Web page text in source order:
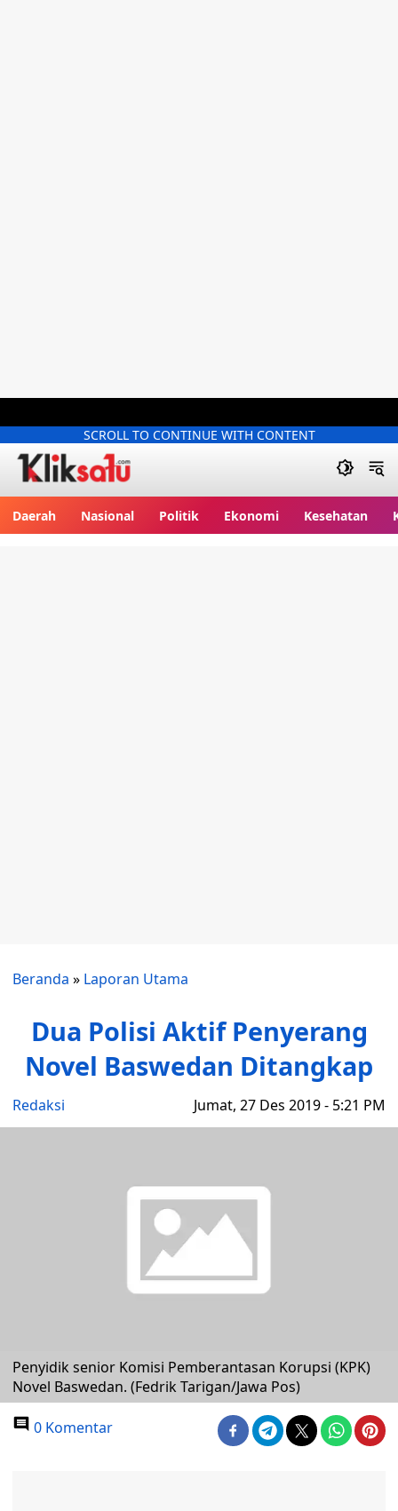
SCROLL TO CONTINUE WITH CONTENT
Daerah Nasional Politik Ekonomi Kesehatan
Beranda » Laporan Utama
Dua Polisi Aktif Penyerang
Novel Baswedan Ditangkap
Redaksi Jumat, 27 Des 2019 - 5:21 PM
Penyidik senior Komisi Pemberantasan Korupsi (KPK)
Novel Baswedan. (Fedrik Tarigan/Jawa Pos)
0 Komentar